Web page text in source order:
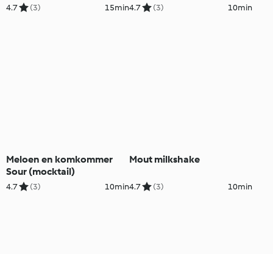
4.7 (3) 15min4.7 (3) 10min
Meloen en komkommer
Sour (mocktail)
4.7 (3) 10min
Mout milkshake
4.7 (3) 10min